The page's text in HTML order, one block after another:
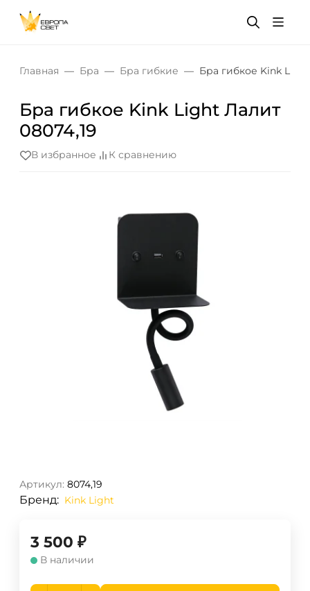
Главная Бра Бра гибкие Бра гибкое Kink
Бра гибкое Kink Light Лалит
08074,19
В избранное К сравнению
Артикул: 8074,19
Бренд: Kink Light
3 500 ₽
В наличии